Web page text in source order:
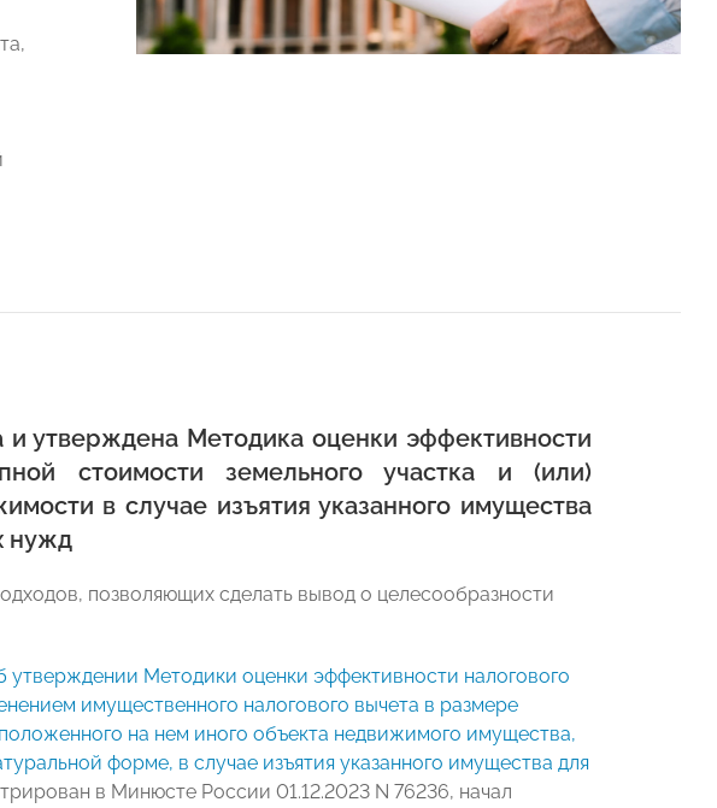
утверждена Методика оценки эффективности
стоимости земельного участка и (или)
в случае изъятия указанного имущества
нужд
позволяющих сделать вывод о целесообразности
утверждении Методики оценки эффективности налогового
имущественного налогового вычета в размере
на нем иного объекта недвижимого имущества,
форме, в случае изъятия указанного имущества для
в Минюсте России 01.12.2023 N 76236, начал